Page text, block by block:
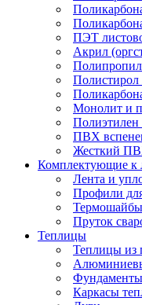
ПЭТ
Акрил
Полистирол
Монолит и
ПВХ
Жесткий
Комплектующие к
Лента и
Профили
Пруток
Теплицы
Теплицы из
Каркасы